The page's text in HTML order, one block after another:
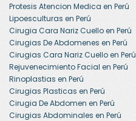
Protesis Atencion Medica en Perú
Lipoesculturas en Perú
Cirugia Cara Nariz Cuello en Perú
Cirugias De Abdomenes en Perú
Cirugias Cara Nariz Cuello en Perú
Rejuvenecimiento Facial en Perú
Rinoplastias en Perú
Cirugias Plasticas en Perú
Cirugia De Abdomen en Perú
Cirugias Abdominales en Perú